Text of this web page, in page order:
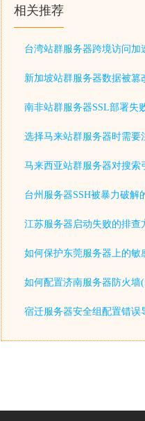
相关推荐
台湾站群服务器跨境访问加
新加坡站群服务器数据被篡
南非站群服务器SSL部署失
选择马来站群服务器时需要
马来西亚站群服务器对搜索
台州服务器SSH被暴力破解
江苏服务器启动失败的排查
如何保护东莞服务器上的敏
如何配置济南服务器防火墙
宿迁服务器安全组配置错误